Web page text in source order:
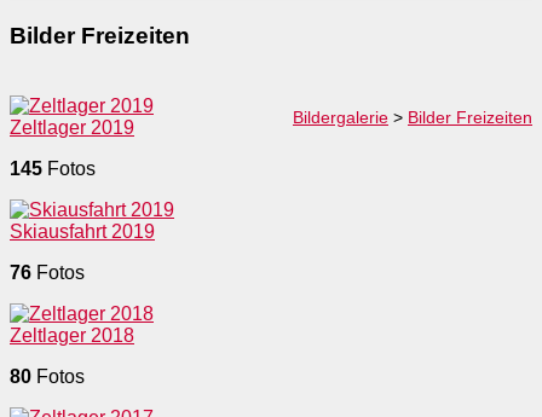
Bilder Freizeiten
Bildergalerie > Bilder Freizeiten
Zeltlager 2019
145 Fotos
Skiausfahrt 2019
76 Fotos
Zeltlager 2018
80 Fotos